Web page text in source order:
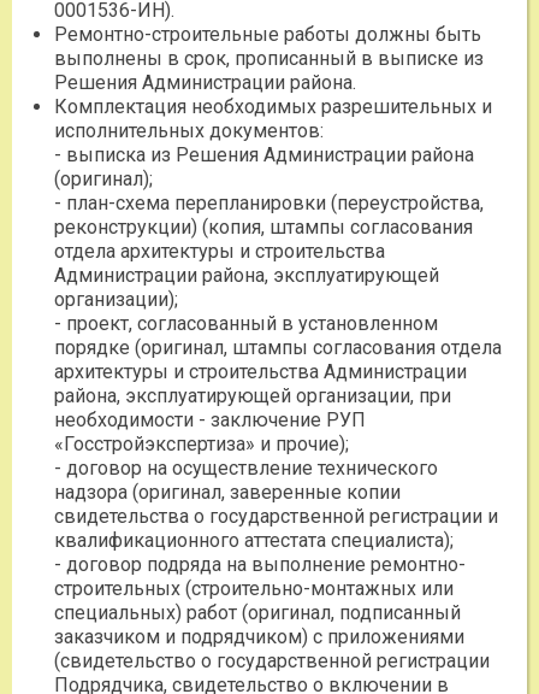
0001536-ИН).
Ремонтно-строительные работы должны быть
выполнены в срок, прописанный в выписке из
Решения Администрации района.
Комплектация необходимых разрешительных и
исполнительных документов:
- выписка из Решения Администрации района
(оригинал);
- план-схема перепланировки (переустройства,
реконструкции) (копия, штампы согласования
отдела архитектуры и строительства
Администрации района, эксплуатирующей
организации);
- проект, согласованный в установленном
порядке (оригинал, штампы согласования отдела
архитектуры и строительства Администрации
района, эксплуатирующей организации, при
необходимости - заключение РУП
«Госстройэкспертиза» и прочие);
- договор на осуществление технического
надзора (оригинал, заверенные копии
свидетельства о государственной регистрации и
квалификационного аттестата специалиста);
- договор подряда на выполнение ремонтно-
строительных (строительно-монтажных или
специальных) работ (оригинал, подписанный
заказчиком и подрядчиком) с приложениями
(свидетельство о государственной регистрации
Подрядчика, свидетельство о включении в